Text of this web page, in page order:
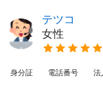
テツコ
女性
身分証 電話番号 法